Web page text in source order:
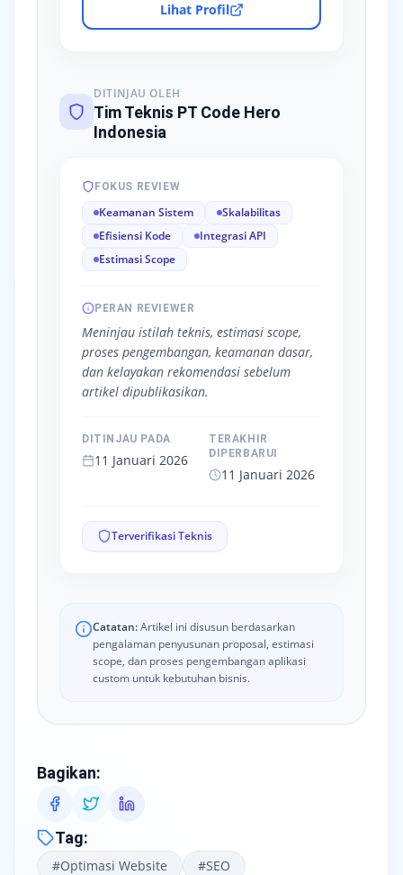
Lihat Profil
DITINJAU OLEH
Tim Teknis PT Code Hero
Indonesia
FOKUS REVIEW
Keamanan Sistem
Skalabilitas
Efisiensi Kode
Integrasi API
Estimasi Scope
PERAN REVIEWER
Meninjau istilah teknis, estimasi scope,
proses pengembangan, keamanan dasar,
dan kelayakan rekomendasi sebelum
artikel dipublikasikan.
DITINJAU PADA
11 Januari 2026
TERAKHIR
DIPERBARUI
11 Januari 2026
Terverifikasi Teknis
Catatan:Artikel ini disusun berdasarkan
pengalaman penyusunan proposal, estimasi
scope, dan proses pengembangan aplikasi
custom untuk kebutuhan bisnis.
Bagikan:
Tag:
#Optimasi Website #SEO